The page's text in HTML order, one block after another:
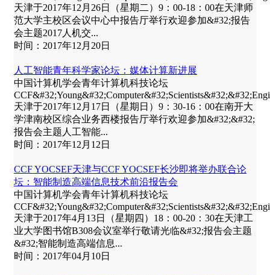
天津于2017年12月26日（星期二）9：00-18：00在天津师
范大学主校区会议中心中报告厅举行欢迎参加&#32;报告
会主题2017人机交...
时间：2017年12月20日
人工智能青年科学家论坛：媒体计算新进展
中国计算机学会青年计算机科技论坛
天津于2017年12月17日（星期日）9：30-16：00在南开大
学津南校区综合业务西楼报告厅举行欢迎参加&#32;&#32;
报告会主题人工智能...
时间：2017年12月12日
CCF YOCSEF天津与CCF YOCSEF长沙即将举办联合论
坛：智能制造高端信息技术前沿报告会
中国计算机学会青年计算机科技论坛
天津于2017年4月13日（星期四）18：00-20：30在天津工
业大学图书馆B308会议室举行敬请光临&#32;报告会主题
&#32;智能制造高端信息...
时间：2017年04月10日